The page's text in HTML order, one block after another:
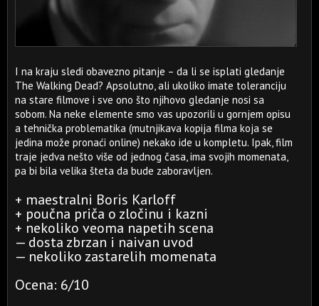
I na kraju sledi obavezno pitanje – da li se isplati gledanje
The Walking Dead? Apsolutno, ali ukoliko imate toleranciju
na stare filmove i sve ono što njihovo gledanje nosi sa
sobom. Na neke elemente smo vas upozorili u gornjem opisu
a tehnička problematika (mutnjikava kopija filma koja se
jedina može pronaći online) nekako ide u kompletu. Ipak, film
traje jedva nešto više od jednog časa, ima svojih momenata,
pa bi bila velika šteta da bude zaboravljen.
+ maestralni Boris Karloff
+ poučna priča o zločinu i kazni
+ nekoliko veoma napetih scena
— dosta zbrzan i naivan uvod
— nekoliko zastarelih momenata
Ocena: 6/10